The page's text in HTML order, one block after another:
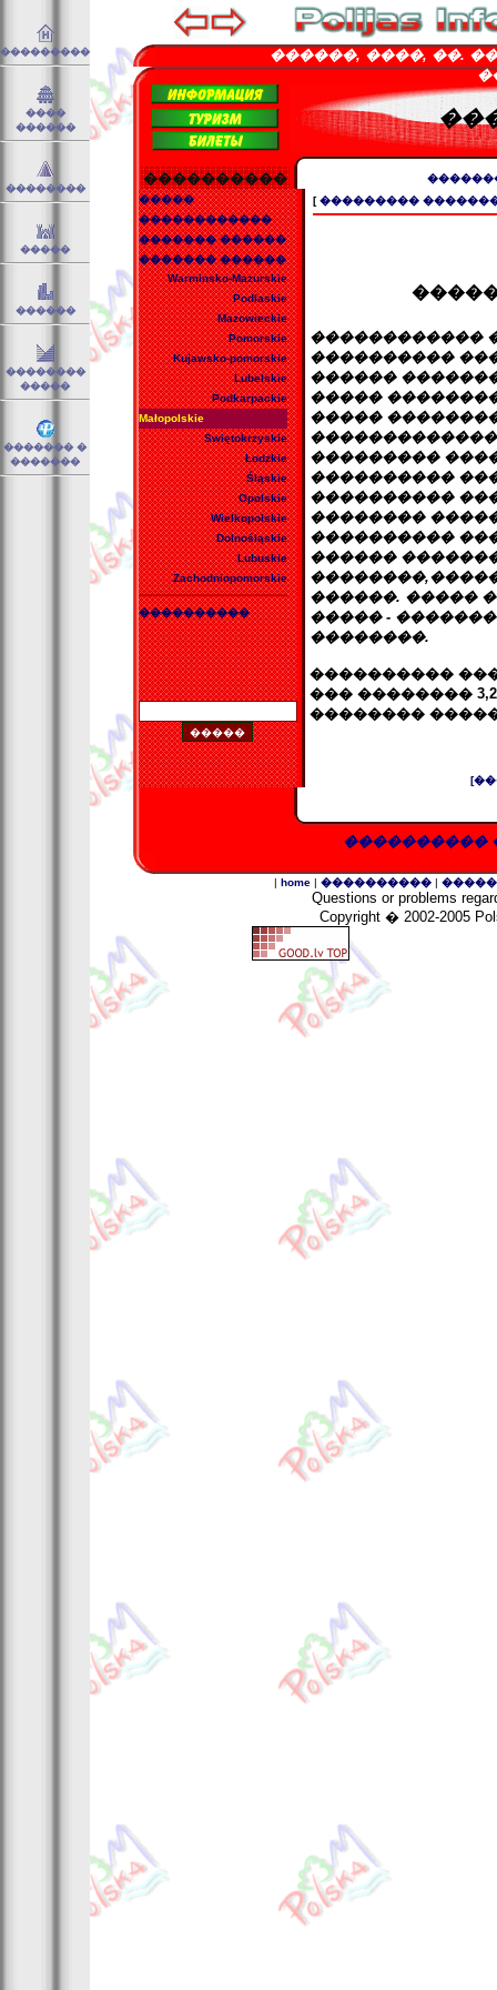
���������
����
������
��������
�����
������
��������
�����
������� �
�������
������, ����, ��.
����������
�����
������������
������� ������
������� ������
Warminsko-Mazurskie
Podlaskie
Mazowieckie
Pomorskie
Kujawsko-pomorskie
Lubelskie
Podkarpackie
Małopolskie
Swiętokrzyskie
Łodzkie
Śląskie
Opolskie
Wielkopolskie
Dolnośląskie
Lubuskie
Zachodniopomorskie
����������
[���������
������������
����������
������
�����
�����
���������
����������
����������
��������
����������
������
������. �����
����� -
��������.
����������
��� ��������
��������
����������
| home| ����������|
Questions or problems
Copyright � 2002-2005